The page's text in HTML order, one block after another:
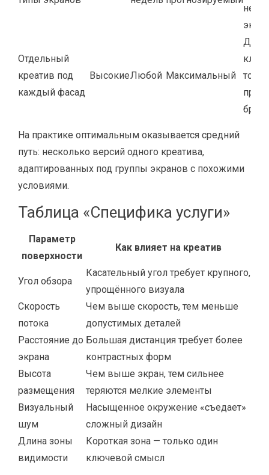
не
Отдельный
креатив под
каждый фасад
ВысокиеЛюбой Максимальный
Для
На практике оптимальным оказывается средний
путь: несколько версий одного креатива,
адаптированных под группы экранов с похожими
условиями.
Таблица «Специфика услуги»
Параметр
поверхности
Как влияет на креатив
Угол обзора
Касательный угол требует крупного,
упрощённого визуала
Скорость
потока
Чем выше скорость, тем меньше
допустимых деталей
Расстояние до
экрана
Большая дистанция требует более
контрастных форм
Высота
размещения
Чем выше экран, тем сильнее
теряются мелкие элементы
Визуальный
шум
Насыщенное окружение «съедает»
сложный дизайн
Длина зоны
видимости
Короткая зона — только один
ключевой смысл